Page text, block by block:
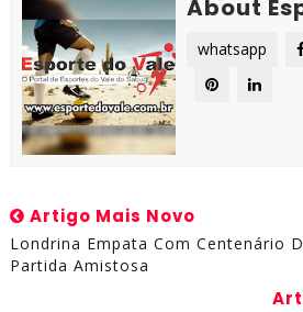
About
whatsapp
Artigo Mais Novo
Londrina Empata Com Centenário
Partida Amistosa